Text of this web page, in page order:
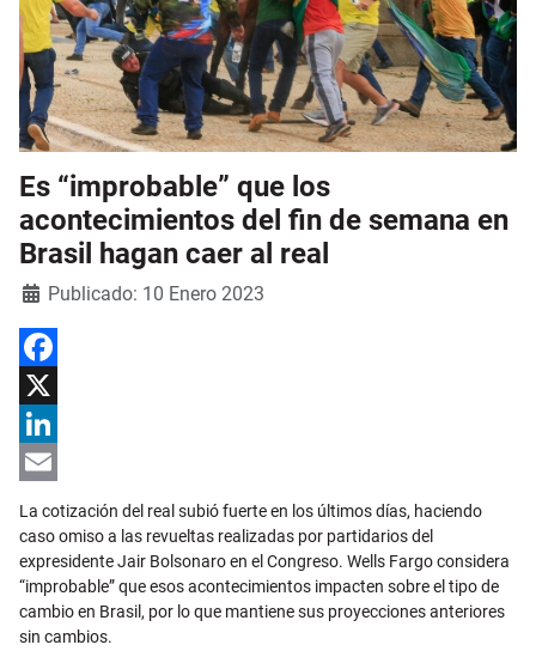
Es “improbable” que los
acontecimientos del fin de semana en
Brasil hagan caer al real
Detalles
Publicado: 10 Enero 2023
Facebook
X
LinkedIn
La cotización del real subió fuerte en los últimos días, haciendo
caso omiso a las revueltas realizadas por partidarios del
expresidente Jair Bolsonaro en el Congreso. Wells Fargo considera
“improbable” que esos acontecimientos impacten sobre el tipo de
cambio en Brasil, por lo que mantiene sus proyecciones anteriores
sin cambios.